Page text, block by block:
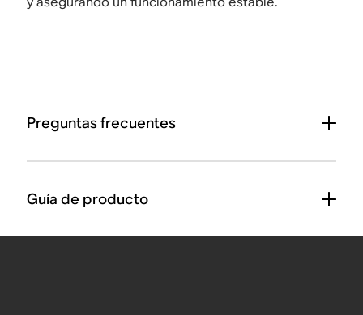
Preguntas frecuentes
Guía de producto